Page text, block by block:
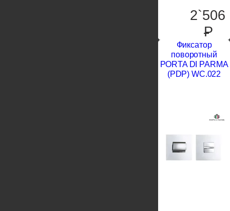
2`506
P
Фиксатор
поворотный
PORTA DI PARMA
(PDP) WC.022